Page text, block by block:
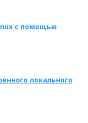
с помощью
локального